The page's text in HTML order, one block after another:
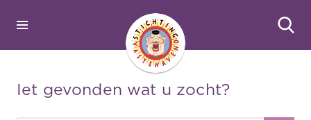
Iet gevonden wat u zocht?